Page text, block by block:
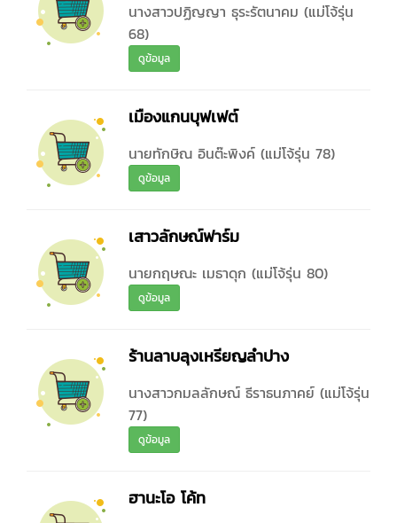
นางสาวปฏิญญา ธุระรัตนาคม (แม่โจ้รุ่น
68)
ดูข้อมูล
เมืองแกนบุฟเฟต์
นายทักษิณ อินต๊ะพิงค์ (แม่โจ้รุ่น 78)
ดูข้อมูล
เสาวลักษณ์ฟาร์ม
นายกฤษณะ เมธาดุก (แม่โจ้รุ่น 80)
ดูข้อมูล
ร้านลาบลุงเหรียญลำปาง
นางสาวกมลลักษณ์ ธีราธนภาคย์ (แม่โจ้รุ่น
77)
ดูข้อมูล
ฮานะโอ โค้ท